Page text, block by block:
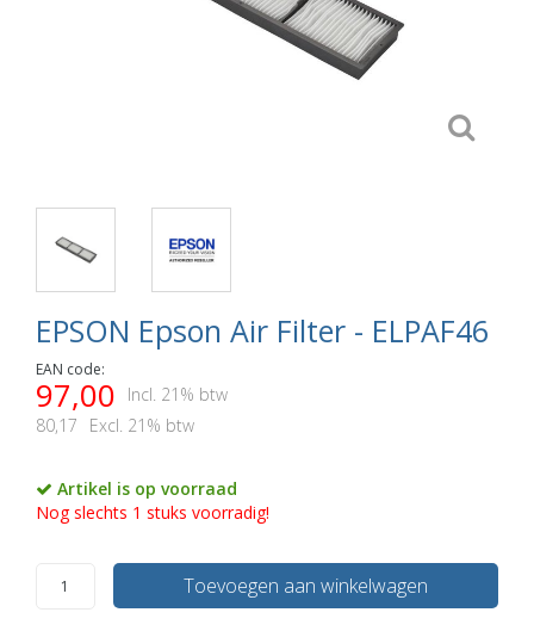
EPSON Epson Air Filter - ELPAF46
EAN code:
97,00
Incl. 21% btw
80,17
Excl. 21% btw
Artikel is op voorraad
Nog slechts 1 stuks voorradig!
Toevoegen aan winkelwagen